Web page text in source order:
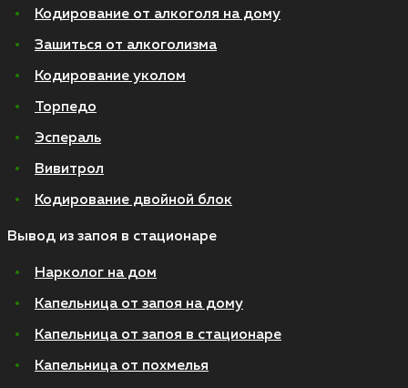
Кодирование от алкоголя на дому
Зашиться от алкоголизма
Кодирование уколом
Торпедо
Эспераль
Вивитрол
Кодирование двойной блок
Вывод из запоя в стационаре
Нарколог на дом
Капельница от запоя на дому
Капельница от запоя в стационаре
Капельница от похмелья